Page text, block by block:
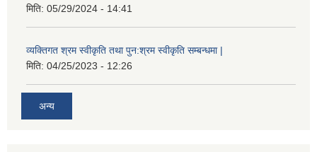
मिति: 05/29/2024 - 14:41
व्यक्तिगत श्रम स्वीकृति तथा पुन:श्रम स्वीकृति सम्बन्धमा |
मिति: 04/25/2023 - 12:26
अन्य